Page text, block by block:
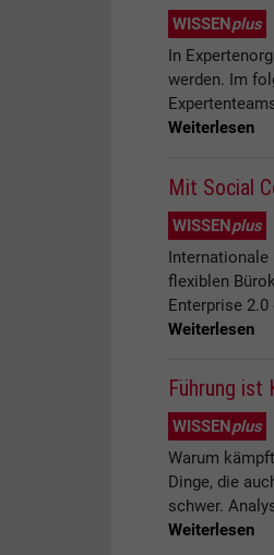
WISSENplus
In
werden. Im
Weiterlesen
Mit Social
WISSENplus
Internationale
flexiblen
Enterprise
Weiterlesen
Führung ist
WISSEN plus
Warum
Dinge, die
schwer.
Weiterlesen